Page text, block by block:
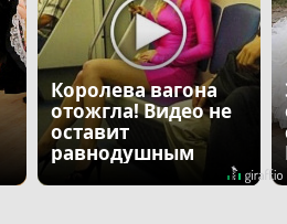
Королева вагона
отожгла! Видео не
оставит
равнодушным